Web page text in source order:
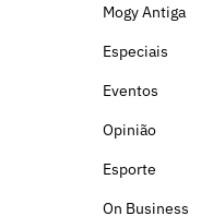
Mogy Antiga
Especiais
Eventos
Opinião
Esporte
On Business